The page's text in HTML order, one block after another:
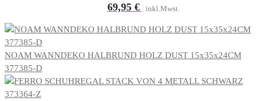
69,95 € inkl.Mwst.
NOAM WANNDEKO HALBRUND HOLZ DUST 15x35x24CM
377385-D